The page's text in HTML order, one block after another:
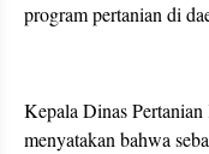
program pertanian di
Kepala Dinas
menyatakan bahwa